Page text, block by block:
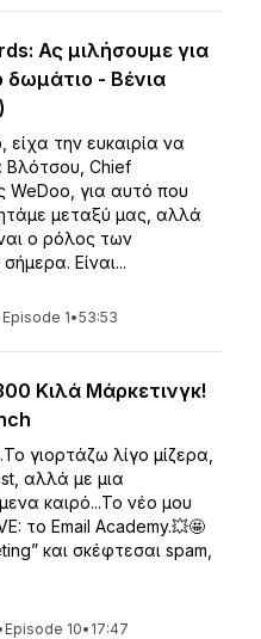
Ας μιλήσουμε για
- Βένια
είχα την ευκαιρία να
Βλότσου, Chief
WeDοo, για αυτό που
μεταξύ μας, αλλά
ο ρόλος των
Είναι...
Episode 1•53:53
Κιλά Μάρκετινγκ!
γιορτάζω λίγο μίζερα,
αλλά με μια
καιρό...Το νέο μου
το Email Academy.💥🤩
και σκέφτεσαι spam,
Episode 10• 17:47